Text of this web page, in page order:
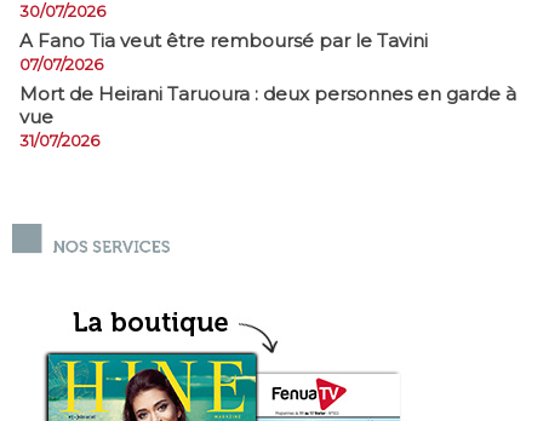
30/07/2026
A Fano Tia veut être remboursé par le Tavini
07/07/2026
Mort de Heirani Taruoura : deux personnes en garde à
vue
31/07/2026